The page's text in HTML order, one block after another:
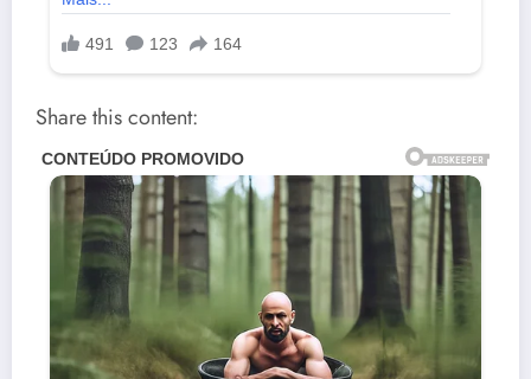
Share this content: